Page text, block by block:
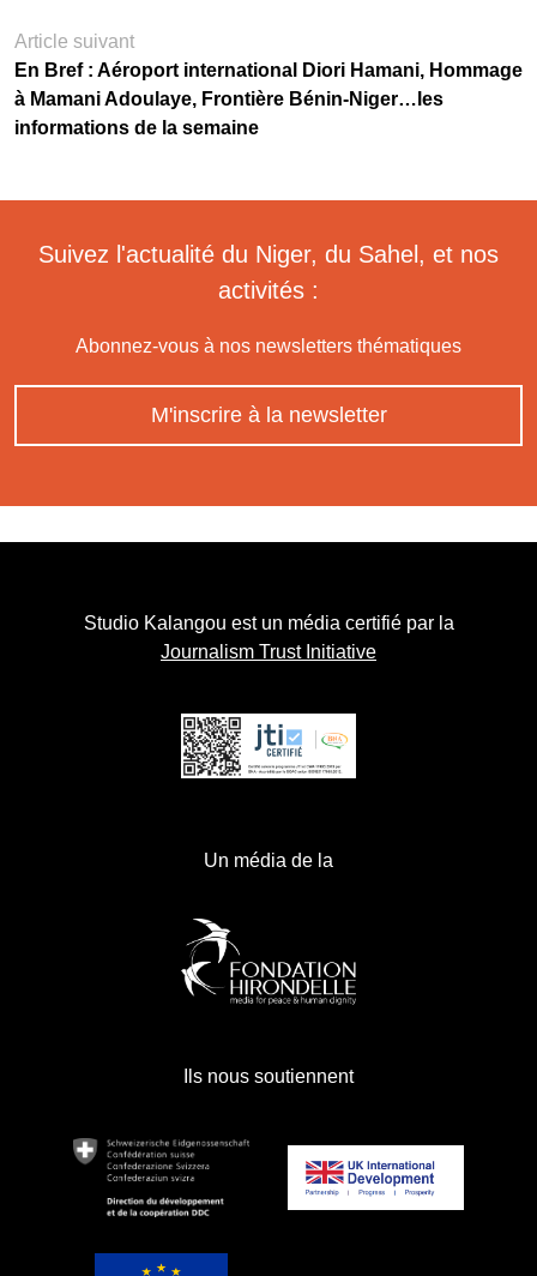
Article suivant
En Bref : Aéroport international Diori Hamani, Hommage
à Mamani Adoulaye, Frontière Bénin-Niger…les
informations de la semaine
Suivez l'actualité du Niger, du Sahel, et nos
activités :
Abonnez-vous à nos newsletters thématiques
M'inscrire à la newsletter
Studio Kalangou est un média certifié par la
Journalism Trust Initiative
Un média de la
Ils nous soutiennent